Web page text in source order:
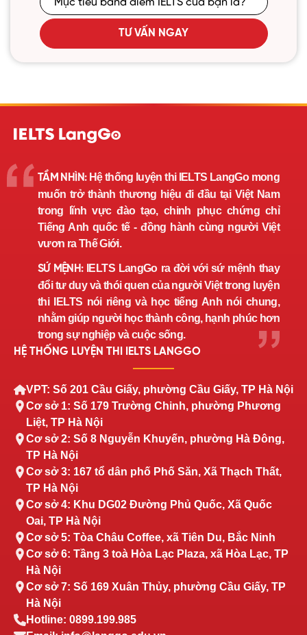
TƯ VẤN NGAY
TẦM NHÌN:Hệ thống luyện thi IELTS LangGo mong
muốn trở thành thương hiệu đi đầu tại Việt Nam
trong lĩnh vực đào tạo, chinh phục chứng chỉ
Tiếng Anh quốc tế - đồng hành cùng người Việt
vươn ra Thế Giới.
SỨ MỆNH:IELTS LangGo ra đời với sứ mệnh thay
đổi tư duy và thói quen của người Việt trong luyện
thi IELTS nói riêng và học tiếng Anh nói chung,
nhằm giúp người học thành công, hạnh phúc hơn
trong sự nghiệp và cuộc sống.
HỆ THỐNG LUYỆN THI IELTS LANGGO
VPT: Số 201 Cầu Giấy, phường Cầu Giấy, TP Hà Nội
Cơ sở 1: Số 179 Trường Chinh, phường Phương
Liệt, TP Hà Nội
Cơ sở 2: Số 8 Nguyễn Khuyến, phường Hà Đông,
TP Hà Nội
Cơ sở 3: 167 tổ dân phố Phố Săn, Xã Thạch Thất,
TP Hà Nội
Cơ sở 4: Khu DG02 Đường Phủ Quốc, Xã Quốc
Oai, TP Hà Nội
Cơ sở 5: Tòa Châu Coffee, xã Tiên Du, Bắc Ninh
Cơ sở 6: Tầng 3 toà Hòa Lạc Plaza, xã Hòa Lạc, TP
Hà Nội
Cơ sở 7: Số 169 Xuân Thủy, phường Cầu Giấy, TP
Hà Nội
Hotline: 0899.199.985